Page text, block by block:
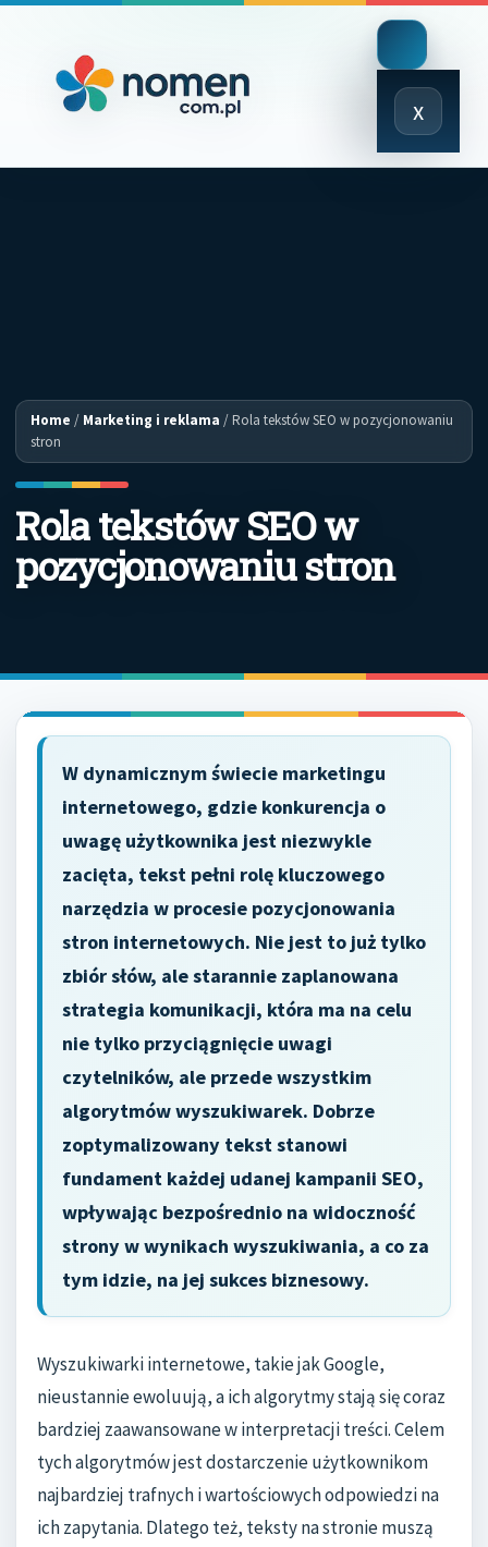
x
Close
Menu
Home / Marketing i reklama /Rola tekstów SEO w pozycjonowaniu
stron
Rola tekstów SEO w
pozycjonowaniu stron
W dynamicznym świecie marketingu
internetowego, gdzie konkurencja o
uwagę użytkownika jest niezwykle
zacięta, tekst pełni rolę kluczowego
narzędzia w procesie pozycjonowania
stron internetowych. Nie jest to już tylko
zbiór słów, ale starannie zaplanowana
strategia komunikacji, która ma na celu
nie tylko przyciągnięcie uwagi
czytelników, ale przede wszystkim
algorytmów wyszukiwarek. Dobrze
zoptymalizowany tekst stanowi
fundament każdej udanej kampanii SEO,
wpływając bezpośrednio na widoczność
strony w wynikach wyszukiwania, a co za
tym idzie, na jej sukces biznesowy.
Wyszukiwarki internetowe, takie jak Google,
nieustannie ewoluują, a ich algorytmy stają się coraz
bardziej zaawansowane w interpretacji treści. Celem
tych algorytmów jest dostarczenie użytkownikom
najbardziej trafnych i wartościowych odpowiedzi na
ich zapytania. Dlatego też, teksty na stronie muszą